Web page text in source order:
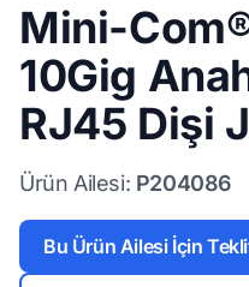
Mini-
10Gig
RJ45 Dişi
Ürün Ailesi: P204086
Bu Ürün Ailesi İçin